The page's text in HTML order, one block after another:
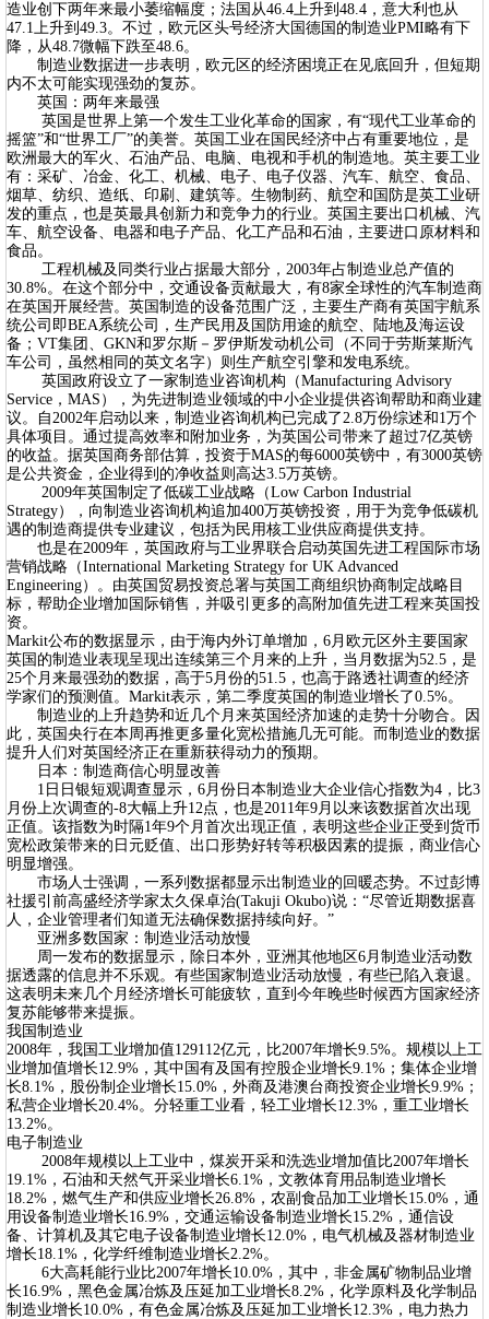
造业创下两年来最小萎缩幅度；法国从46.4上升到48.4，意大利也从
47.1上升到49.3。不过，欧元区头号经济大国德国的制造业PMI略有下
降，从48.7微幅下跌至48.6。
制造业数据进一步表明，欧元区的经济困境正在见底回升，但短期
内不太可能实现强劲的复苏。
英国：两年来最强
英国是世界上第一个发生工业化革命的国家，有“现代工业革命的
摇篮”和“世界工厂”的美誉。英国工业在国民经济中占有重要地位，是
欧洲最大的军火、石油产品、电脑、电视和手机的制造地。英主要工业
有：采矿、冶金、化工、机械、电子、电子仪器、汽车、航空、食品、
烟草、纺织、造纸、印刷、建筑等。生物制药、航空和国防是英工业研
发的重点，也是英最具创新力和竞争力的行业。英国主要出口机械、汽
车、航空设备、电器和电子产品、化工产品和石油，主要进口原材料和
食品。
工程机械及同类行业占据最大部分，2003年占制造业总产值的
30.8%。在这个部分中，交通设备贡献最大，有8家全球性的汽车制造商
在英国开展经营。英国制造的设备范围广泛，主要生产商有英国宇航系
统公司即BEA系统公司，生产民用及国防用途的航空、陆地及海运设
备；VT集团、GKN和罗尔斯－罗伊斯发动机公司（不同于劳斯莱斯汽
车公司，虽然相同的英文名字）则生产航空引擎和发电系统。
英国政府设立了一家制造业咨询机构（Manufacturing Advisory
Service，MAS），为先进制造业领域的中小企业提供咨询帮助和商业建
议。自2002年启动以来，制造业咨询机构已完成了2.8万份综述和1万个
具体项目。通过提高效率和附加业务，为英国公司带来了超过7亿英镑
的收益。据英国商务部估算，投资于MAS的每6000英镑中，有3000英镑
是公共资金，企业得到的净收益则高达3.5万英镑。
2009年英国制定了低碳工业战略（Low Carbon Industrial
Strategy），向制造业咨询机构追加400万英镑投资，用于为竞争低碳机
遇的制造商提供专业建议，包括为民用核工业供应商提供支持。
也是在2009年，英国政府与工业界联合启动英国先进工程国际市场
营销战略（International Marketing Strategy for UK Advanced
Engineering）。由英国贸易投资总署与英国工商组织协商制定战略目
标，帮助企业增加国际销售，并吸引更多的高附加值先进工程来英国投
资。
Markit公布的数据显示，由于海内外订单增加，6月欧元区外主要国家
英国的制造业表现呈现出连续第三个月来的上升，当月数据为52.5，是
25个月来最强劲的数据，高于5月份的51.5，也高于路透社调查的经济
学家们的预测值。Markit表示，第二季度英国的制造业增长了0.5%。
制造业的上升趋势和近几个月来英国经济加速的走势十分吻合。因
此，英国央行在本周再推更多量化宽松措施几无可能。而制造业的数据
提升人们对英国经济正在重新获得动力的预期。
日本：制造商信心明显改善
1日日银短观调查显示，6月份日本制造业大企业信心指数为4，比3
月份上次调查的-8大幅上升12点，也是2011年9月以来该数据首次出现
正值。该指数为时隔1年9个月首次出现正值，表明这些企业正受到货币
宽松政策带来的日元贬值、出口形势好转等积极因素的提振，商业信心
明显增强。
市场人士强调，一系列数据都显示出制造业的回暖态势。不过彭博
社援引前高盛经济学家太久保卓治(Takuji Okubo)说：“尽管近期数据喜
人，企业管理者们知道无法确保数据持续向好。”
亚洲多数国家：制造业活动放慢
周一发布的数据显示，除日本外，亚洲其他地区6月制造业活动数
据透露的信息并不乐观。有些国家制造业活动放慢，有些已陷入衰退。
这表明未来几个月经济增长可能疲软，直到今年晚些时候西方国家经济
复苏能够带来提振。
我国制造业
2008年，我国工业增加值129112亿元，比2007年增长9.5%。规模以上工
业增加值增长12.9%，其中国有及国有控股企业增长9.1%；集体企业增
长8.1%，股份制企业增长15.0%，外商及港澳台商投资企业增长9.9%；
私营企业增长20.4%。分轻重工业看，轻工业增长12.3%，重工业增长
13.2%。
电子制造业
2008年规模以上工业中，煤炭开采和洗选业增加值比2007年增长
19.1%，石油和天然气开采业增长6.1%，文教体育用品制造业增长
18.2%，燃气生产和供应业增长26.8%，农副食品加工业增长15.0%，通
用设备制造业增长16.9%，交通运输设备制造业增长15.2%，通信设
备、计算机及其它电子设备制造业增长12.0%，电气机械及器材制造业
增长18.1%，化学纤维制造业增长2.2%。
6大高耗能行业比2007年增长10.0%，其中，非金属矿物制品业增
长16.9%，黑色金属冶炼及压延加工业增长8.2%，化学原料及化学制品
制造业增长10.0%，有色金属冶炼及压延加工业增长12.3%，电力热力